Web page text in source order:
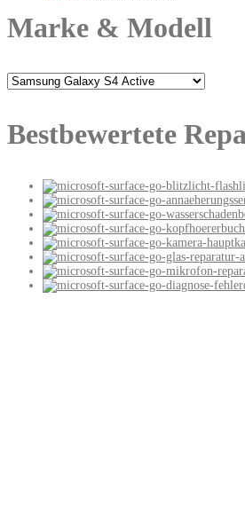
Marke & Modell
Bestbewertete